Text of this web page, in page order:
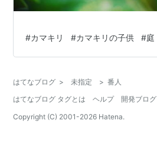
#カマキリ #カマキリの子供 #庭
はてなブログ > 未指定 > 番人
はてなブログ タグとは
ヘルプ 開発ブログ
Copyright (C) 2001-2026 Hatena.